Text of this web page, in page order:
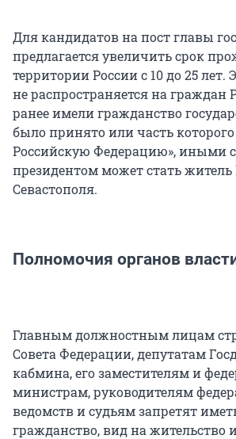
Для кандидатов на пост главы
предлагается увеличить срок
территории России с 10 до 25 лет.
не распространяется на граждан
ранее имели гражданство
было принято или часть
Российскую Федерацию», иными
президентом может стать
Севастополя.
Полномочия органов
Главным должностным лицам
Совета Федерации, депутатам
кабмина, его заместителям и
министрам, руководителям
ведомств и судьям запретят
гражданство, вид на жительство